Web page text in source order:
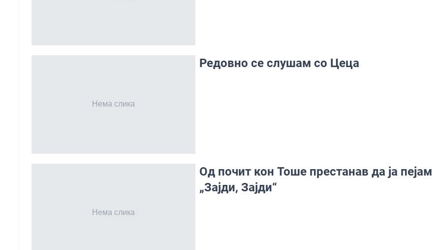
Редовно се слушам со Цеца
Од почит кон Тоше престанав да ја пејам
„Зајди, Зајди“